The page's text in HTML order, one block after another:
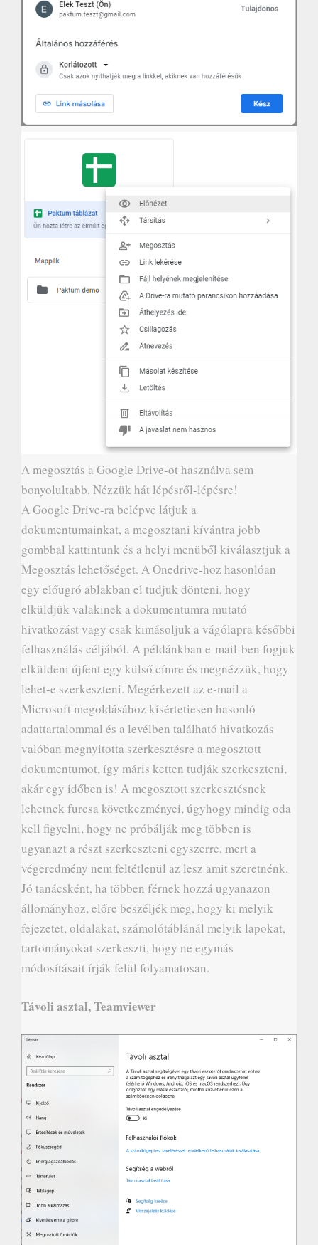
A megosztás a Google Drive-ot használva sem
bonyolultabb. Nézzük hát lépésről-lépésre!
A Google Drive-ra belépve látjuk a
dokumentumainkat, a megosztani kívántra jobb
gombbal kattintunk és a helyi menüből kiválasztjuk a
Megosztás lehetőséget. A Onedrive-hoz hasonlóan
egy előugró ablakban el tudjuk dönteni, hogy
elküldjük valakinek a dokumentumra mutató
hivatkozást vagy csak kimásoljuk a vágólapra későbbi
felhasználás céljából. A példánkban e-mail-ben fogjuk
elküldeni újfent egy külső címre és megnézzük, hogy
lehet-e szerkeszteni. Megérkezett az e-mail a
Microsoft megoldásához kísértetiesen hasonló
adattartalommal és a levélben található hivatkozás
valóban megnyitotta szerkesztésre a megosztott
dokumentumot, így máris ketten tudják szerkeszteni,
akár egy időben is! A megosztott szerkesztésnek
lehetnek furcsa következményei, úgyhogy mindig oda
kell figyelni, hogy ne próbálják meg többen is
ugyanazt a részt szerkeszteni egyszerre, mert a
végeredmény nem feltétlenül az lesz amit szeretnénk.
Jó tanácsként, ha többen férnek hozzá ugyanazon
állományhoz, előre beszéljék meg, hogy ki melyik
fejezetet, oldalakat, számolótáblánál melyik lapokat,
tartományokat szerkeszti, hogy ne egymás
módosításait írják felül folyamatosan.
Távoli asztal, Teamviewer